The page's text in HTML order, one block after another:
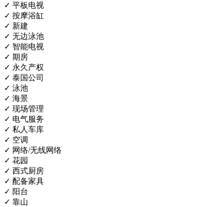
✓ 平板电视
✓ 按摩浴缸
✓ 新建
✓ 无边泳池
✓ 智能电视
✓ 期房
✓ 永久产权
✓ 泰国公司
✓ 泳池
✓ 海景
✓ 现场管理
✓ 电气服务
✓ 私人车库
✓ 空调
✓ 网络/无线网络
✓ 花园
✓ 西式厨房
✓ 配备家具
✓ 阳台
✓ 靠山